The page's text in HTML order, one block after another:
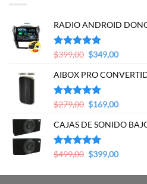
RADIO ANDROID
Valorado en
$399,00 Original
was:
$399,00.
$349,00Current
is:
AIBOX PRO
Valorado en
$279,00 Original
was:
$279,00.
$169,00Current
is:
CAJAS DE SONIDO
Valorado en
$499,00 Original
was:
$399,00Current
is: